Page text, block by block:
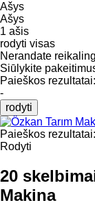
Ašys
Ašys
1 ašis
rodyti visas
Nerandate
Siūlykite
Paieškos rezultatai:
-
rodyti
Paieškos rezultatai:
Rodyti
20
Makina